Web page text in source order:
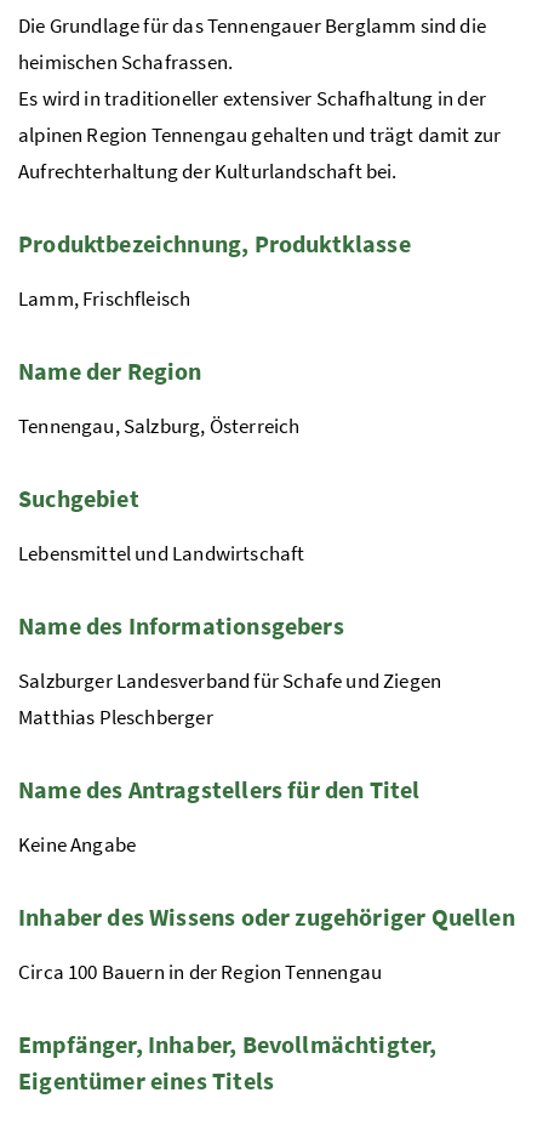
Die Grundlage für das Tennengauer Berglamm sind die
heimischen Schafrassen.
Es wird in traditioneller extensiver Schafhaltung in der
alpinen Region Tennengau gehalten und trägt damit zur
Aufrechterhaltung der Kulturlandschaft bei.
Produktbezeichnung, Produktklasse
Lamm, Frischfleisch
Name der Region
Tennengau, Salzburg, Österreich
Suchgebiet
Lebensmittel und Landwirtschaft
Name des Informationsgebers
Salzburger Landesverband für Schafe und Ziegen
Matthias Pleschberger
Name des Antragstellers für den Titel
Keine Angabe
Inhaber des Wissens oder zugehöriger Quellen
Circa 100 Bauern in der Region Tennengau
Empfänger, Inhaber, Bevollmächtigter,
Eigentümer eines Titels